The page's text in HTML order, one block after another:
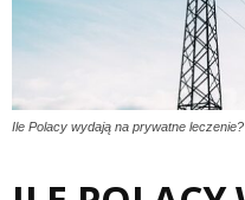
Ile Polacy wydają na prywatne leczenie?